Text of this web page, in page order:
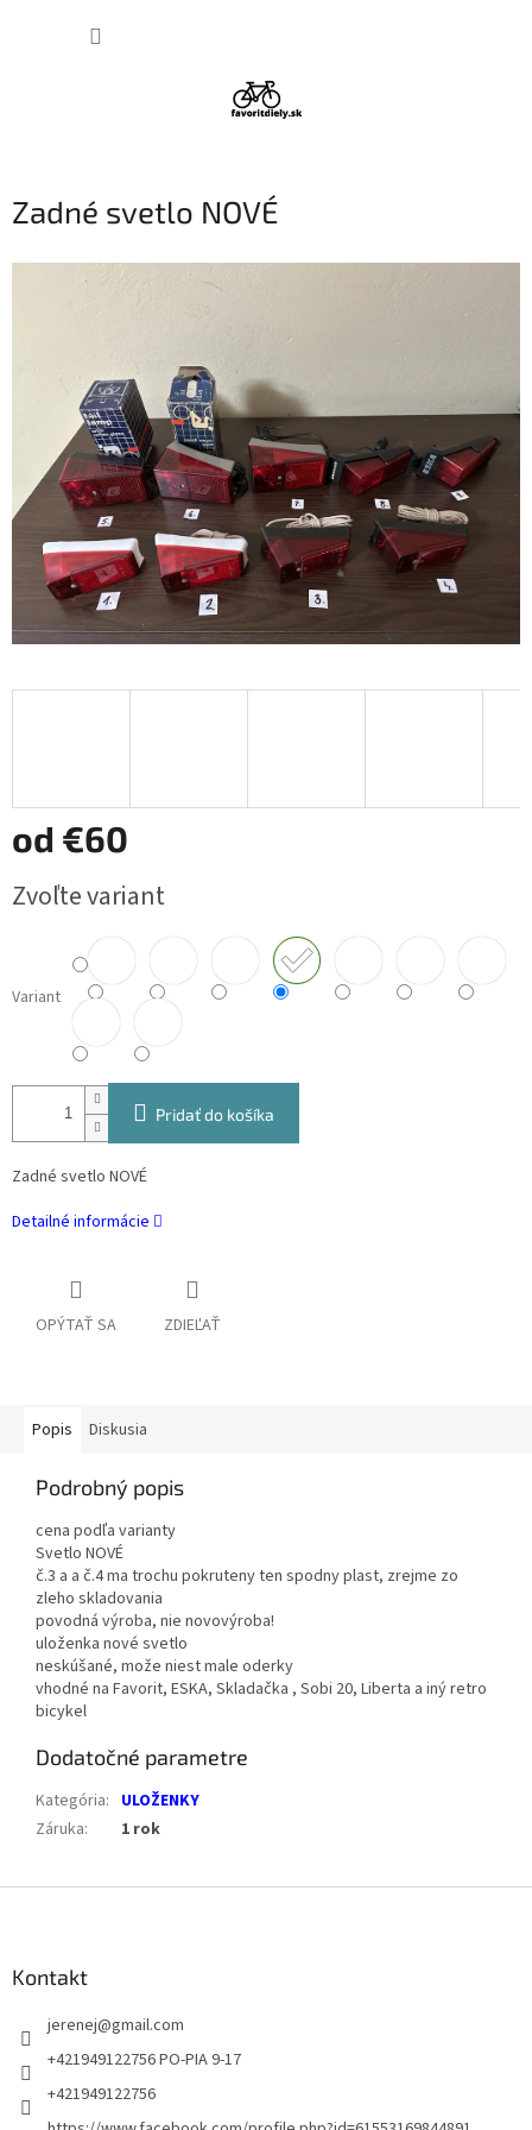
Zadné svetlo NOVÉ
od €60
cena:
Zvoľte variant
Variant
Pridať do košíka
Zadné svetlo NOVÉ
Detailné informácie
OPÝTAŤ SA ZDIEĽAŤ
Popis Diskusia
Podrobný popis
cena podľa varianty
Svetlo NOVÉ
č.3 a a č.4 ma trochu pokruteny ten spodny plast, zrejme zo
zleho skladovania
povodná výroba, nie novovýroba!
uloženka nové svetlo
neskúšané, može niest male oderky
vhodné na Favorit, ESKA, Skladačka , Sobi 20, Liberta a iný retro
bicykel
Dodatočné parametre
Kategória: ULOŽENKY
Záruka: 1 rok
Kontakt
jerenej@gmail.com
+421949122756 PO-PIA 9-17
+421949122756